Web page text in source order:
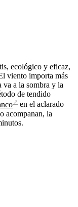
ecológico y eficaz,
viento importa más
va a la sombra y la
de tendido
↗ en el aclarado
acompanan, la